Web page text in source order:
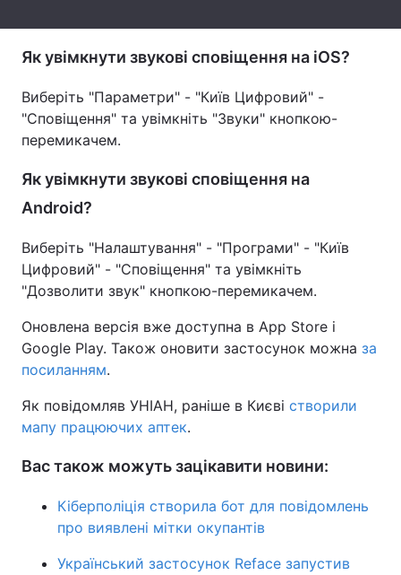
Контакти
Послуги
Тема оформлення
Як увімкнути звукові сповіщення на iOS?
Виберіть "Параметри" - "Київ Цифровий" -
"Сповіщення" та увімкніть "Звуки" кнопкою-
перемикачем.
Як увімкнути звукові сповіщення на
Android?
Виберіть "Налаштування" - "Програми" - "Київ
Цифровий" - "Сповіщення" та увімкніть
"Дозволити звук" кнопкою-перемикачем.
Оновлена версія вже доступна в App Store і
Google Play. Також оновити застосунок можна за
посиланням.
Як повідомляв УНІАН, раніше в Києві створили
мапу працюючих аптек.
Вас також можуть зацікавити новини:
Кіберполіція створила бот для повідомлень
про виявлені мітки окупантів
Український застосунок Reface запустив